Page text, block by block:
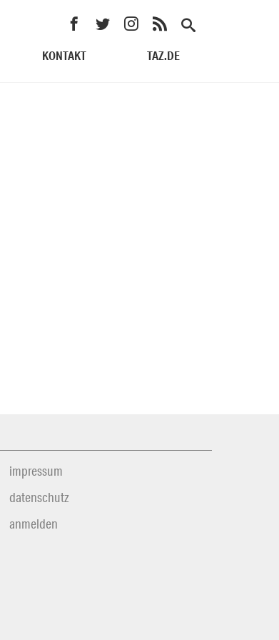
KONTAKT TAZ.DE
impressum
datenschutz
anmelden